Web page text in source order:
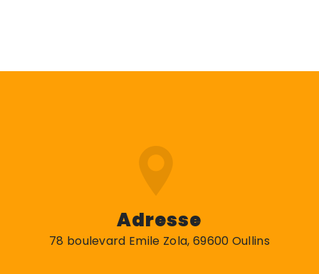
Adresse
78 boulevard Emile Zola, 69600 Oullins